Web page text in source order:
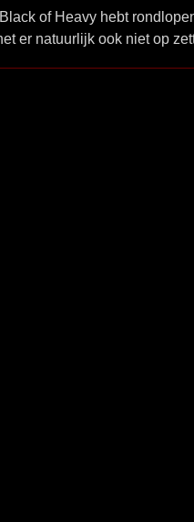
of Heavy hebt
er natuurlijk ook niet op